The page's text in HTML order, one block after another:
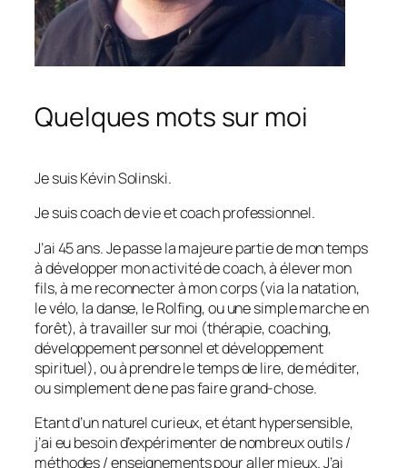
Quelques mots sur moi
Je suis Kévin Solinski.
Je suis coach de vie et coach professionnel.
J’ai 45 ans. Je passe la majeure partie de mon temps
à développer mon activité de coach, à élever mon
fils, à me reconnecter à mon corps (via la natation,
le vélo, la danse, le Rolfing, ou une simple marche en
forêt), à travailler sur moi (thérapie, coaching,
développement personnel et développement
spirituel), ou à prendre le temps de lire, de méditer,
ou simplement de ne pas faire grand-chose.
Etant d’un naturel curieux, et étant hypersensible,
j’ai eu besoin d’expérimenter de nombreux outils /
méthodes / enseignements pour aller mieux. J’ai